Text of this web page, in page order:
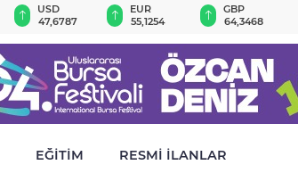
USD
47,6787
EUR
55,1254
GBP
64,3468
EĞİTİM RESMİ İLANLAR